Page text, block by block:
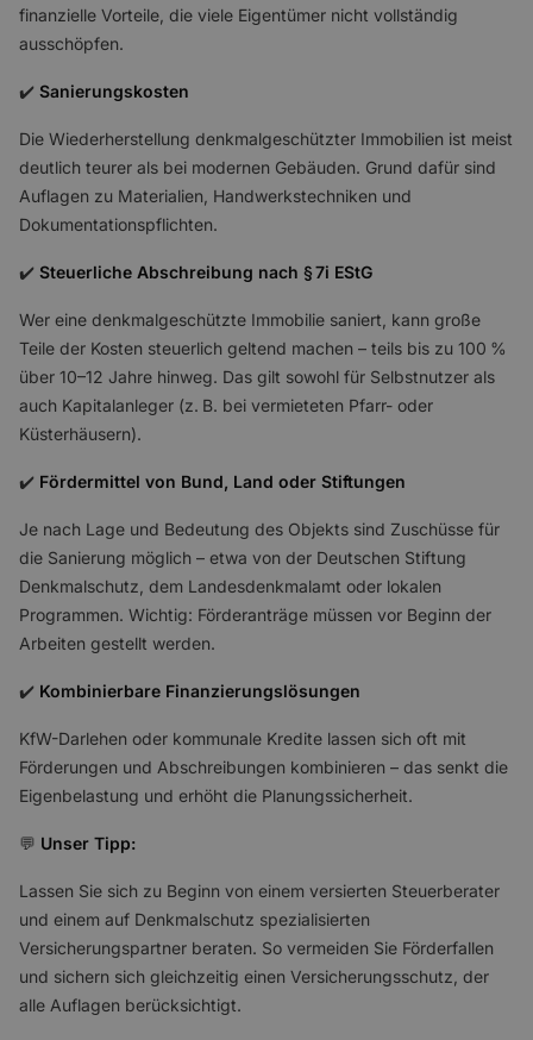
finanzielle Vorteile, die viele Eigentümer nicht vollständig
ausschöpfen.
✔️ Sanierungskosten
Die Wiederherstellung denkmalgeschützter Immobilien ist meist
deutlich teurer als bei modernen Gebäuden. Grund dafür sind
Auflagen zu Materialien, Handwerkstechniken und
Dokumentationspflichten.
✔️ Steuerliche Abschreibung nach § 7i EStG
Wer eine denkmalgeschützte Immobilie saniert, kann große
Teile der Kosten steuerlich geltend machen – teils bis zu 100 %
über 10–12 Jahre hinweg. Das gilt sowohl für Selbstnutzer als
auch Kapitalanleger (z. B. bei vermieteten Pfarr- oder
Küsterhäusern).
✔️ Fördermittel von Bund, Land oder Stiftungen
Je nach Lage und Bedeutung des Objekts sind Zuschüsse für
die Sanierung möglich – etwa von der Deutschen Stiftung
Denkmalschutz, dem Landesdenkmalamt oder lokalen
Programmen. Wichtig: Förderanträge müssen vor Beginn der
Arbeiten gestellt werden.
✔️ Kombinierbare Finanzierungslösungen
KfW-Darlehen oder kommunale Kredite lassen sich oft mit
Förderungen und Abschreibungen kombinieren – das senkt die
Eigenbelastung und erhöht die Planungssicherheit.
💬 Unser Tipp:
Lassen Sie sich zu Beginn von einem versierten Steuerberater
und einem auf Denkmalschutz spezialisierten
Versicherungspartner beraten. So vermeiden Sie Förderfallen
und sichern sich gleichzeitig einen Versicherungsschutz, der
alle Auflagen berücksichtigt.